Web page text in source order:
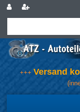
+++ Versand